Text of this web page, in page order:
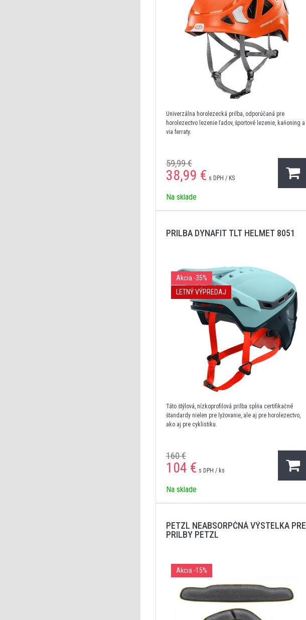
Univerzálna horolezecká prilba, odporúčaná pre
horolezectvo lezenie ľadov, športové lezenie, kaňoning a
via ferraty.
59,99 €
38,99 € s DPH / KS
Na sklade
PRILBA DYNAFIT TLT HELMET 8051
Akcia -35%
LETNÝ VÝPREDAJ
Táto štýlová, nízkoprofilová prilba spĺňa certifikačné
štandardy nielen pre lyžovanie, ale aj pre horolezectvo,
ako aj pre cyklistiku.
160 €
104 € s DPH / ks
Na sklade
PETZL NEABSORPČNÁ VÝSTELKA PRE
PRILBY PETZL
Akcia -15%